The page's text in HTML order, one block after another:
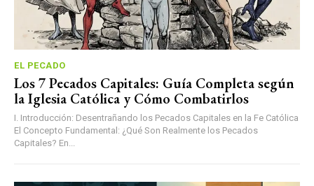
EL PECADO
Los 7 Pecados Capitales: Guía Completa según
la Iglesia Católica y Cómo Combatirlos
I. Introducción: Desentrañando los Pecados Capitales en la Fe Católica
El Concepto Fundamental: ¿Qué Son Realmente los Pecados
Capitales? En...